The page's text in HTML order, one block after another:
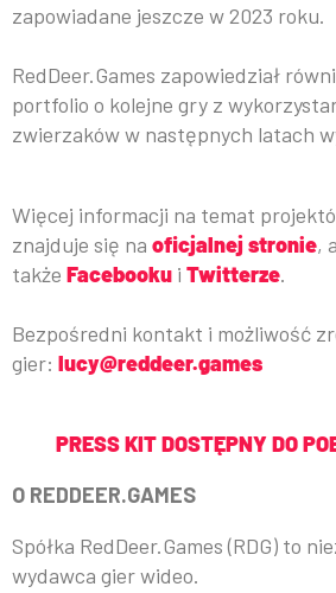
zapowiadane jeszcze w 2023 roku.
RedDeer.Games zapowiedział
portfolio o kolejne gry z
zwierzaków w następnych latach
Więcej informacji na temat
znajduje się na oficjalnej stronie, a
także Facebooku i Twitterze.
Bezpośredni kontakt i możliwość
gier: lucy@reddeer.games
PRESS KIT DOSTĘPNY DO
O REDDEER.GAMES
Spółka RedDeer.Games (RDG) to
wydawca gier wideo.